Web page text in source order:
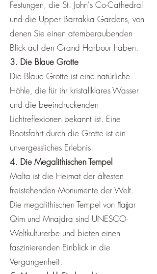
Festungen, die St. John's Co-Cathedral
und die Upper Barrakka Gardens, von
denen Sie einen atemberaubenden
Blick auf den Grand Harbour haben.
3. Die Blaue Grotte
Die Blaue Grotte ist eine natürliche
Höhle, die für ihr kristallklares Wasser
und die beeindruckenden
Lichtreflexionen bekannt ist. Eine
Bootsfahrt durch die Grotte ist ein
unvergessliches Erlebnis.
4. Die Megalithischen Tempel
Malta ist die Heimat der ältesten
freistehenden Monumente der Welt.
Die megalithischen Tempel von Ħaġar
Qim und Mnajdra sind UNESCO-
Weltkulturerbe und bieten einen
faszinierenden Einblick in die
Vergangenheit.